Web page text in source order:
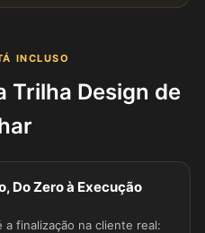
INCLUSO
Trilha Design de
Do Zero à Execução
a finalização na cliente real: